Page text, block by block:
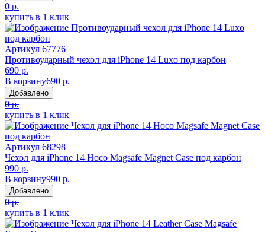
0 р.
купить в 1 клик
Артикул 67776
Противоударный чехол для iPhone 14 Luxo под карбон
690 р.
В корзину690 р.
Добавлено
0 р.
купить в 1 клик
Артикул 68298
Чехол для iPhone 14 Hoco Magsafe Magnet Case под карбон
990 р.
В корзину990 р.
Добавлено
0 р.
купить в 1 клик